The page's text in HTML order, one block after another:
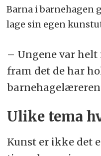
Barna i barnehagen
lage sin egen
– Ungene var helt
fram det de har
barnehagelæreren
Ulike tema
Kunst er ikke det